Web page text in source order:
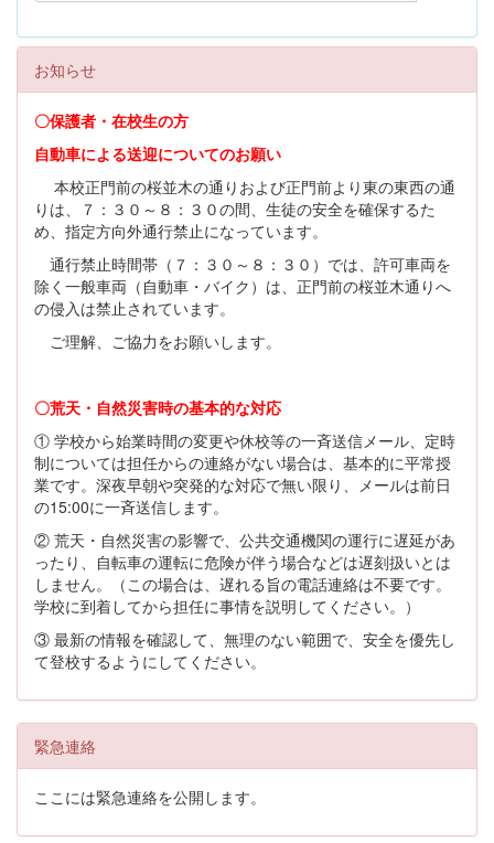
お知らせ
〇保護者・在校生の方
自動車による送迎についてのお願い
本校正門前の桜並木の通りおよび正門前より東の東西の通
りは、７：３０～８：３０の間、生徒の安全を確保するた
め、指定方向外通行禁止になっています。
通行禁止時間帯（７：３０～８：３０）では、許可車両を
除く一般車両（自動車・バイク）は、正門前の桜並木通りへ
の侵入は禁止されています。
ご理解、ご協力をお願いします。
〇荒天・自然災害時の基本的な対応
① 学校から始業時間の変更や休校等の一斉送信メール、定時
制については担任からの連絡がない場合は、基本的に平常授
業です。深夜早朝や突発的な対応で無い限り、メールは前日
の15:00に一斉送信します。
② 荒天・自然災害の影響で、公共交通機関の運行に遅延があ
ったり、自転車の運転に危険が伴う場合などは遅刻扱いとは
しません。（この場合は、遅れる旨の電話連絡は不要です。
学校に到着してから担任に事情を説明してください。）
③ 最新の情報を確認して、無理のない範囲で、安全を優先し
て登校するようにしてください。
緊急連絡
ここには緊急連絡を公開します。